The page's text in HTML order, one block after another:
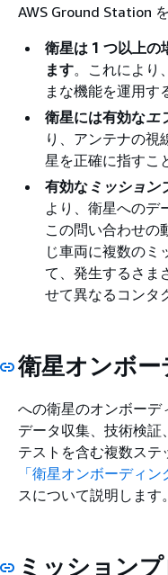
AWS Ground Station
衛星は 1 つ以上の
ます。これにより
まな機能を運用す
衛星には有効なエ
り、アンテナの視
星を正確に指すこ
有効な ミッション
より、衛星へのデ
この問い合わせの
じ車両に複数のミ
て、発生するさま
せて異なるコンタ
衛星オンボ
への衛星のオンボーデ
データ収集、技術検証
テストを含む複数ス
「衛星オンボーディン
スについて説明します。
ミッション